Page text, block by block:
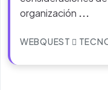
organización ...
WEBQUEST